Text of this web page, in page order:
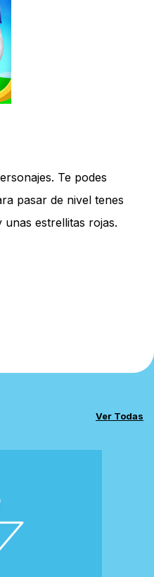
Te podes
pasar de nivel tenes
estrellitas rojas.
Ver Todas